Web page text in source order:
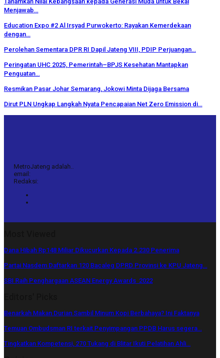
Menjawab…
Education Expo #2 Al Irsyad Purwokerto: Rayakan Kemerdekaan
dengan…
Perolehan Sementara DPR RI Dapil Jateng VIII, PDIP Perjuangan…
Peringatan UHC 2025, Pemerintah–BPJS Kesehatan Mantapkan
Penguatan…
Resmikan Pasar Johar Semarang, Jokowi Minta Dijaga Bersama
Dirut PLN Ungkap Langkah Nyata Pencapaian Net Zero Emission di…
MetroJateng adalah..
email:
Redaksi:
Dana Hibah Rp148 Miliar Dikucurkan Kepada 2.230 Penerima
Partai Nasdem Daftarkan 120 Bacaleg DPRD Provinsi ke KPU Jateng…
SBI Raih Penghargaan ASEAN Energy Awards 2022
Benarkah Makan Durian Sambil Minum Kopi Berbahaya? Ini Faktanya
Temuan Ombudsman RI terkait Penyimpangan PPDB Harus segera…
Tingkatkan Kompetensi, 270 Tukang di Blitar Ikuti Pelatihan Ahli…